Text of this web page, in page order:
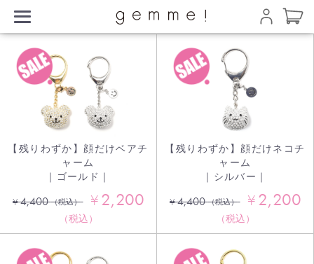
【残りわずか】顔だけベアチ
ャーム
｜ゴールド｜
¥4,400 （税込） ¥2,200
（税込）
【残りわずか】顔だけネコチ
ャーム
｜シルバー｜
¥4,400 （税込） ¥2,200
（税込）